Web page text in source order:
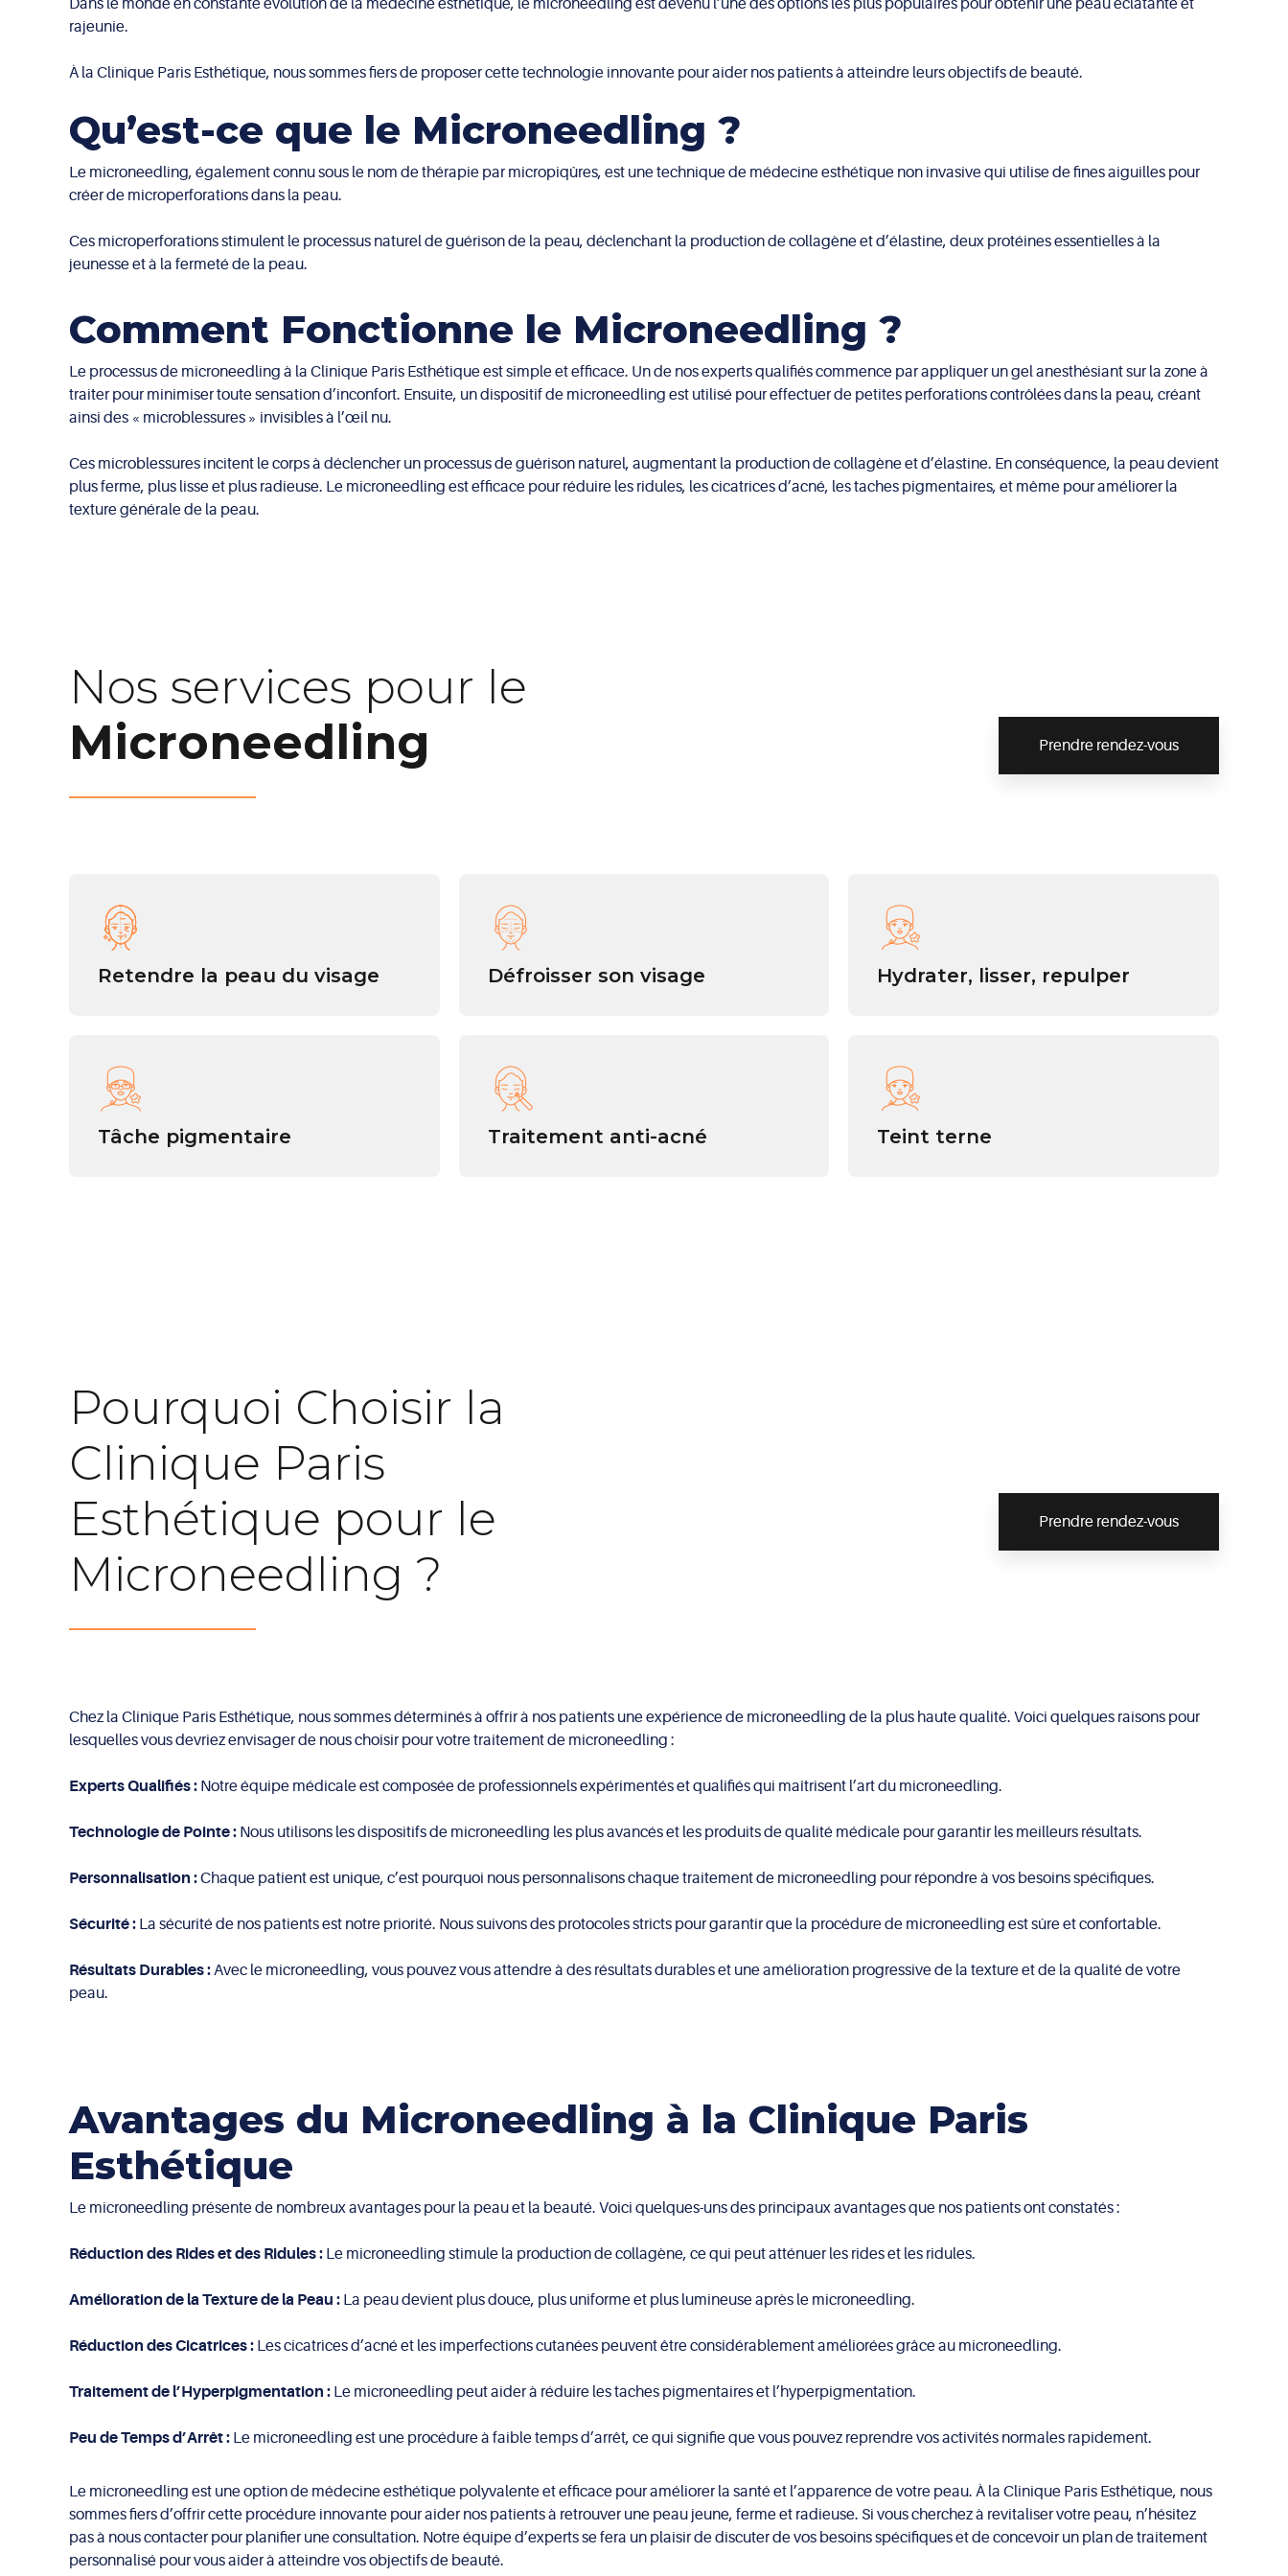
Dans le monde en constante évolution de la médecine esthétique, le microneedling est devenu l’une des options les plus populaires pour obtenir une peau éclatante et
rajeunie.
À la Clinique Paris Esthétique, nous sommes fiers de proposer cette technologie innovante pour aider nos patients à atteindre leurs objectifs de beauté.
Qu’est-ce que le Microneedling ?
Le microneedling, également connu sous le nom de thérapie par micropiqûres, est une technique de médecine esthétique non invasive qui utilise de fines aiguilles pour
créer de microperforations dans la peau.
Ces microperforations stimulent le processus naturel de guérison de la peau, déclenchant la production de collagène et d’élastine, deux protéines essentielles à la
jeunesse et à la fermeté de la peau.
Comment Fonctionne le Microneedling ?
Le processus de microneedling à la Clinique Paris Esthétique est simple et efficace. Un de nos experts qualifiés commence par appliquer un gel anesthésiant sur la zone à
traiter pour minimiser toute sensation d’inconfort. Ensuite, un dispositif de microneedling est utilisé pour effectuer de petites perforations contrôlées dans la peau, créant
ainsi des « microblessures » invisibles à l’œil nu.
Ces microblessures incitent le corps à déclencher un processus de guérison naturel, augmentant la production de collagène et d’élastine. En conséquence, la peau devient
plus ferme, plus lisse et plus radieuse. Le microneedling est efficace pour réduire les ridules, les cicatrices d’acné, les taches pigmentaires, et même pour améliorer la
texture générale de la peau.
Nos services pour le
Microneedling
Prendre rendez-vous
Retendre la peau du visage Défroisser son visage Hydrater, lisser, repulper
Tâche pigmentaire Traitement anti-acné Teint terne
Pourquoi Choisir la
Clinique Paris
Esthétique pour le
Microneedling ?
Prendre rendez-vous
Chez la Clinique Paris Esthétique, nous sommes déterminés à offrir à nos patients une expérience de microneedling de la plus haute qualité. Voici quelques raisons pour
lesquelles vous devriez envisager de nous choisir pour votre traitement de microneedling :
Experts Qualifiés : Notre équipe médicale est composée de professionnels expérimentés et qualifiés qui maîtrisent l’art du microneedling.
Technologie de Pointe : Nous utilisons les dispositifs de microneedling les plus avancés et les produits de qualité médicale pour garantir les meilleurs résultats.
Personnalisation :Chaque patient est unique, c’est pourquoi nous personnalisons chaque traitement de microneedling pour répondre à vos besoins spécifiques.
Sécurité : La sécurité de nos patients est notre priorité. Nous suivons des protocoles stricts pour garantir que la procédure de microneedling est sûre et confortable.
Résultats Durables :Avec le microneedling, vous pouvez vous attendre à des résultats durables et une amélioration progressive de la texture et de la qualité de votre
peau.
Avantages du Microneedling à la Clinique Paris
Esthétique
Le microneedling présente de nombreux avantages pour la peau et la beauté. Voici quelques-uns des principaux avantages que nos patients ont constatés :
Réduction des Rides et des Ridules : Le microneedling stimule la production de collagène, ce qui peut atténuer les rides et les ridules.
Amélioration de la Texture de la Peau : La peau devient plus douce, plus uniforme et plus lumineuse après le microneedling.
Réduction des Cicatrices : Les cicatrices d’acné et les imperfections cutanées peuvent être considérablement améliorées grâce au microneedling.
Traitement de l’Hyperpigmentation : Le microneedling peut aider à réduire les taches pigmentaires et l’hyperpigmentation.
Peu de Temps d’Arrêt : Le microneedling est une procédure à faible temps d’arrêt, ce qui signifie que vous pouvez reprendre vos activités normales rapidement.
Le microneedling est une option de médecine esthétique polyvalente et efficace pour améliorer la santé et l’apparence de votre peau. À la Clinique Paris Esthétique, nous
sommes fiers d’offrir cette procédure innovante pour aider nos patients à retrouver une peau jeune, ferme et radieuse. Si vous cherchez à revitaliser votre peau, n’hésitez
pas à nous contacter pour planifier une consultation. Notre équipe d’experts se fera un plaisir de discuter de vos besoins spécifiques et de concevoir un plan de traitement
personnalisé pour vous aider à atteindre vos objectifs de beauté.